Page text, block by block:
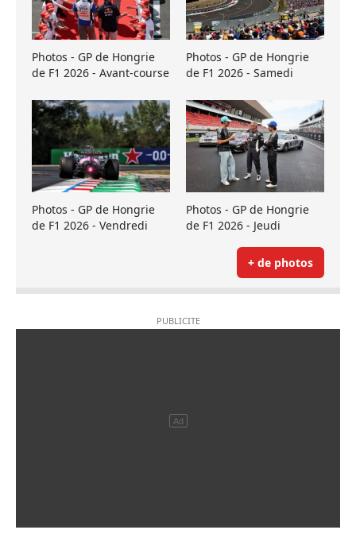
Photos - GP de Hongrie
de F1 2026 - Avant-course
Photos - GP de Hongrie
de F1 2026 - Samedi
Photos - GP de Hongrie
de F1 2026 - Vendredi
Photos - GP de Hongrie
de F1 2026 - Jeudi
+ de photos